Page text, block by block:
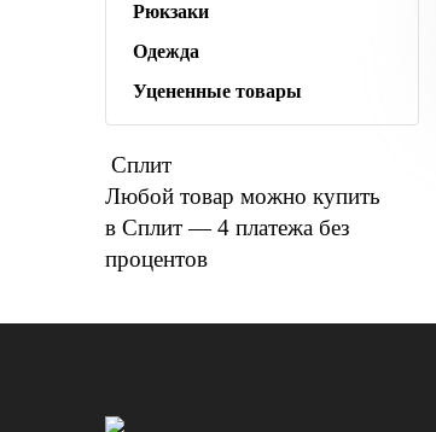
Рюкзаки
Одежда
Уцененные товары
Сплит
Любой товар можно купить
в Сплит — 4 платежа без
процентов